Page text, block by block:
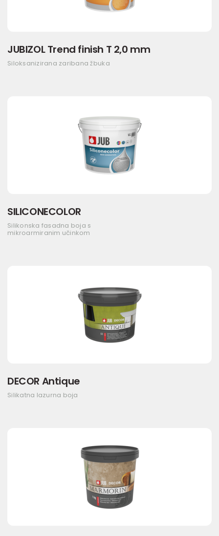
JUBIZOL Trend finish T 2,0 mm
Siloksanizirana zaribana žbuka
SILICONECOLOR
Silikonska fasadna boja s
mikroarmiranim učinkom
DECOR Antique
Silikatna lazurna boja